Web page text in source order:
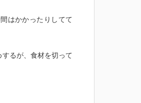
はかかったりしてて
るが、食材を切って